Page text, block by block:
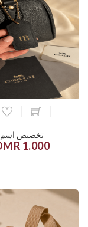
تخصيص اسم
1.000 OMR